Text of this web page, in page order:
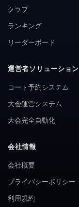
クラブ
ランキング
リーダーボード
運営者ソリューション
コート予約システム
大会運営システム
大会完全自動化
会社情報
会社概要
プライバシーポリシー
利用規約